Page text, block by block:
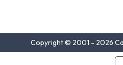
Copyright © 2001 - 2026